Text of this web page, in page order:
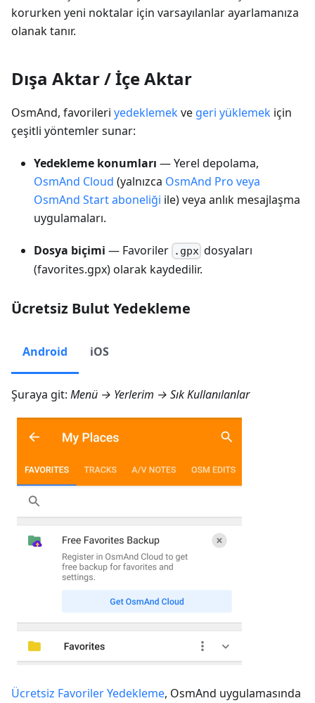
korurken yeni noktalar için varsayılanlar ayarlamanıza
olanak tanır.
Dışa Aktar / İçe Aktar
OsmAnd, favorileri yedeklemekve geri yüklemek için
çeşitli yöntemler sunar:
Yedekleme konumları — Yerel depolama,
OsmAnd Cloud (yalnızca OsmAnd Pro veya
OsmAnd Start aboneliği ile) veya anlık mesajlaşma
uygulamaları.
Dosya biçimi — Favoriler .gpx dosyaları
(favorites.gpx) olarak kaydedilir.
Ücretsiz Bulut Yedekleme
Android iOS
Şuraya git: Menü → Yerlerim → Sık Kullanılanlar
Ücretsiz Favoriler Yedekleme, OsmAnd uygulamasında